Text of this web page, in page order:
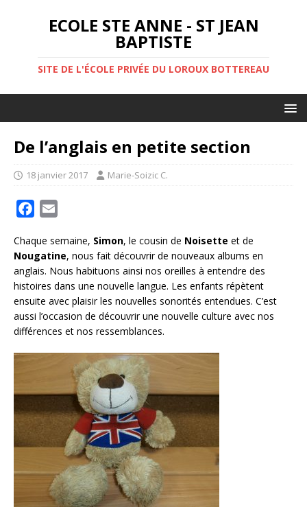
ECOLE STE ANNE - ST JEAN
BAPTISTE
SITE DE L'ÉCOLE PRIVÉE DU LOROUX BOTTEREAU
De l’anglais en petite section
18 janvier 2017 Marie-Soizic C.
c
e
b
o
o
k
a
i
l
Chaque semaine, Simon, le cousin de Noisette et de
Nougatine, nous fait découvrir de nouveaux albums en
anglais. Nous habituons ainsi nos oreilles à entendre des
histoires dans une nouvelle langue. Les enfants répètent
ensuite avec plaisir les nouvelles sonorités entendues. C’est
aussi l’occasion de découvrir une nouvelle culture avec nos
différences et nos ressemblances.